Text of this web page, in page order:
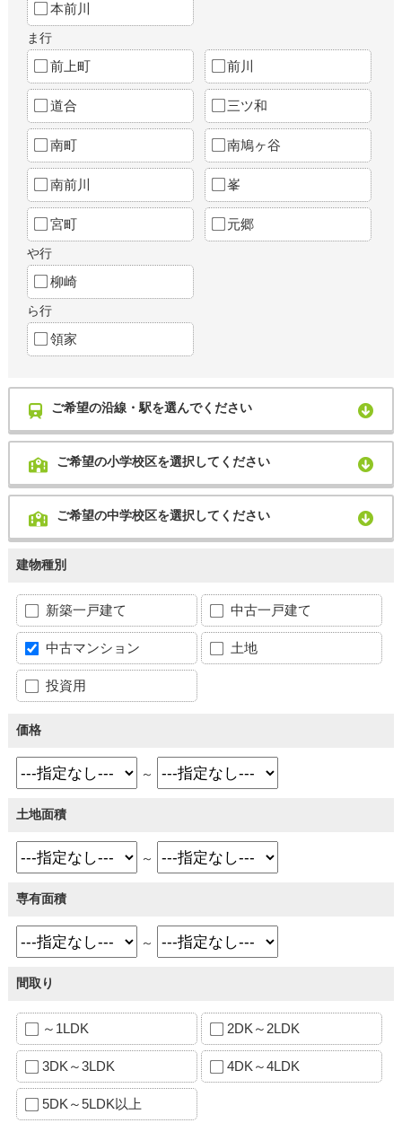
本前川
ま行
前上町 前川
道合 三ツ和
南町 南鳩ヶ谷
南前川 峯
宮町 元郷
や行
柳崎
ら行
領家
ご希望の沿線・駅を選んでください
ご希望の小学校区を選択してください
ご希望の中学校区を選択してください
建物種別
新築一戸建て 中古一戸建て
中古マンション 土地
投資用
価格
～
土地面積
～
専有面積
～
間取り
～1LDK 2DK～2LDK
3DK～3LDK 4DK～4LDK
5DK～5LDK以上